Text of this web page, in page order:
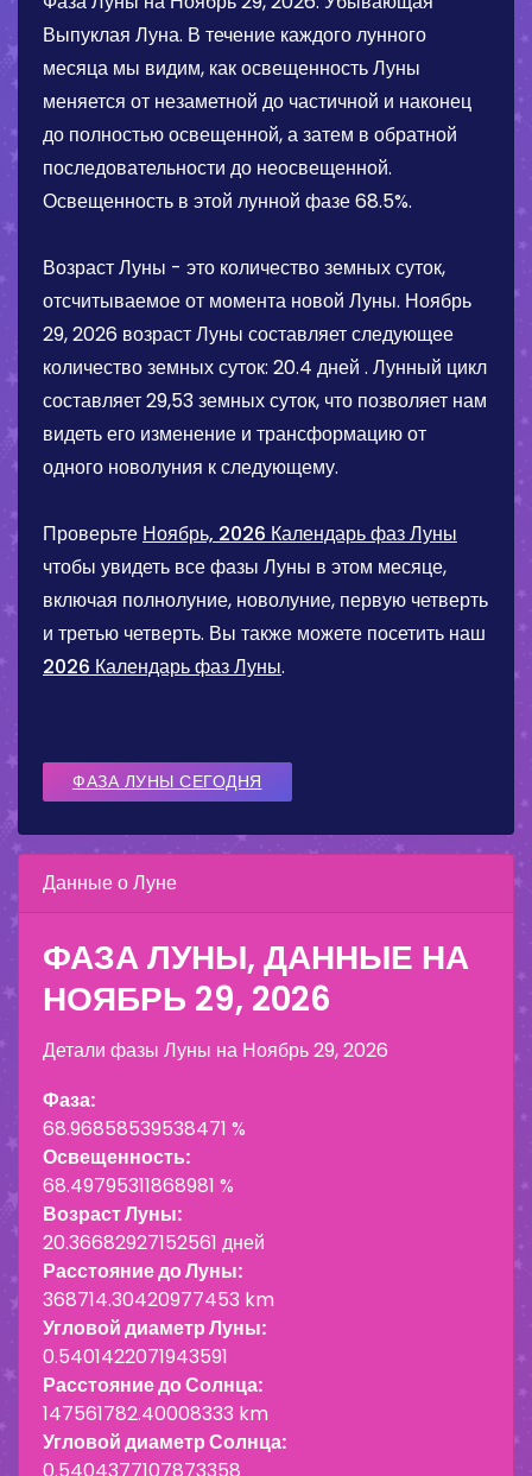
Выпуклая Луна. В течение каждого лунного
месяца мы видим, как освещенность Луны
меняется от незаметной до частичной и наконец
до полностью освещенной, а затем в обратной
последовательности до неосвещенной.
Освещенность в этой лунной фазе68.5%.
Возраст Луны - это количество земных суток,
отсчитываемое от момента новой Луны. Ноябрь
29, 2026 возраст Луны составляет следующее
количество земных суток: 20.4 дней . Лунный цикл
составляет 29,53 земных суток, что позволяет нам
видеть его изменение и трансформацию от
одного новолуния к следующему.
Проверьте Ноябрь, 2026 Календарь фаз Луны
чтобы увидеть все фазы Луны в этом месяце,
включая полнолуние, новолуние, первую четверть
и третью четверть. Вы также можете посетить наш
2026 Календарь фаз Луны.
ФАЗА ЛУНЫ СЕГОДНЯ
Данные о Луне
ФАЗА ЛУНЫ, ДАННЫЕ НА
НОЯБРЬ 29, 2026
Детали фазы Луны на Ноябрь 29, 2026
Фаза:
68.96858539538471 %
Освещенность:
68.49795311868981 %
Возраст Луны:
20.36682927152561 дней
Расстояние до Луны:
368714.30420977453 km
Угловой диаметр Луны:
0.5401422071943591
Расстояние до Солнца:
147561782.40008333 km
Угловой диаметр Солнца: